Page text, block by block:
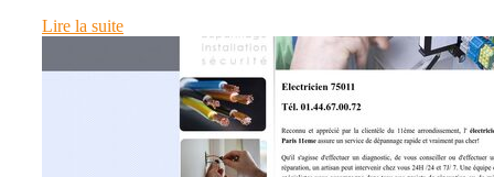
Lire la suite